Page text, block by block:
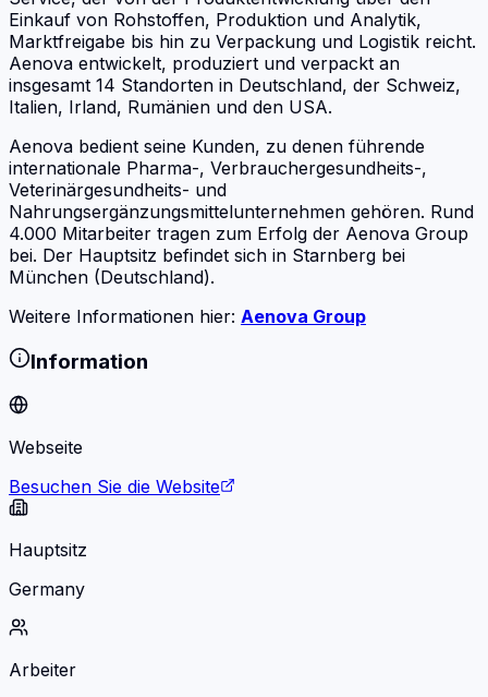
Einkauf von Rohstoffen, Produktion und Analytik,
Marktfreigabe bis hin zu Verpackung und Logistik reicht.
Aenova entwickelt, produziert und verpackt an
insgesamt 14 Standorten in Deutschland, der Schweiz,
Italien, Irland, Rumänien und den USA.
Aenova bedient seine Kunden, zu denen führende
internationale Pharma-, Verbrauchergesundheits-,
Veterinärgesundheits- und
Nahrungsergänzungsmittelunternehmen gehören. Rund
4.000 Mitarbeiter tragen zum Erfolg der Aenova Group
bei. Der Hauptsitz befindet sich in Starnberg bei
München (Deutschland).
Weitere Informationen hier: Aenova Group
Information
Webseite
Besuchen Sie die Website
Hauptsitz
Germany
Arbeiter